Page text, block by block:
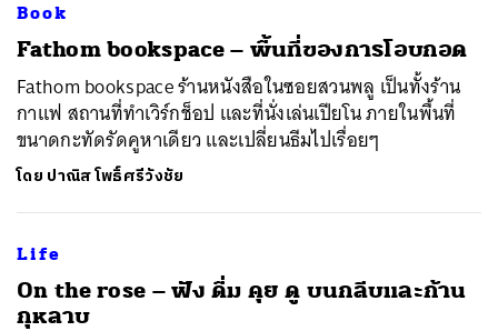
Book
​Fathom bookspace – พื้นที่ของการโอบกอด
Fathom bookspace ร้านหนังสือในซอยสวนพลู เป็นทั้งร้าน
กาแฟ สถานที่ทำเวิร์กช็อป และที่นั่งเล่นเปียโน ภายในพื้นที่
ขนาดกะทัดรัดคูหาเดียว และเปลี่ยนธีมไปเรื่อยๆ
โดย ปาณิส โพธิ์ศรีวังชัย
Life
​On the rose – ฟัง ดื่ม คุย ดู บนกลีบและก้าน
กุหลาบ